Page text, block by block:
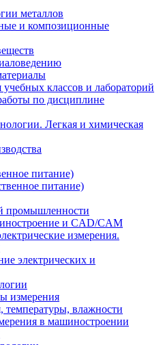
металлов
и композиционные
классов и лабораторий
по дисциплине
Легкая и химическая
питание)
питание)
промышленности
и CAD/CAM
измерения.
электрических и
измерения
температуры, влажности
в машиностроении